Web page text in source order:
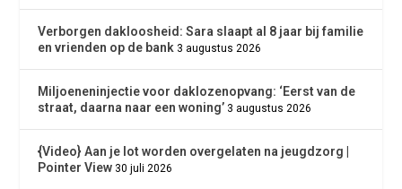
Verborgen dakloosheid: Sara slaapt al 8 jaar bij familie
en vrienden op de bank 3 augustus 2026
Miljoeneninjectie voor daklozenopvang: ‘Eerst van de
straat, daarna naar een woning’ 3 augustus 2026
{Video} Aan je lot worden overgelaten na jeugdzorg |
Pointer View 30 juli 2026